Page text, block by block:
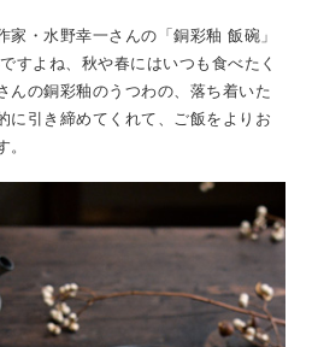
家・水野幸一さんの「銅彩釉 飯碗」
すよね、秋や春にはいつも食べたく
んの銅彩釉のうつわの、落ち着いた
に引き締めてくれて、ご飯をよりお